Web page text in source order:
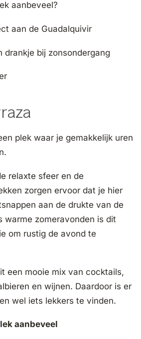
aanbeveel?
aan de Guadalquivir
drankje bij zonsondergang
plek waar je gemakkelijk uren
relaxte sfeer en de
zorgen ervoor dat je hier
aan de drukte van de
warme zomeravonden is dit
om rustig de avond te
een mooie mix van cocktails,
en wijnen. Daardoor is er
wel iets lekkers te vinden.
aanbeveel